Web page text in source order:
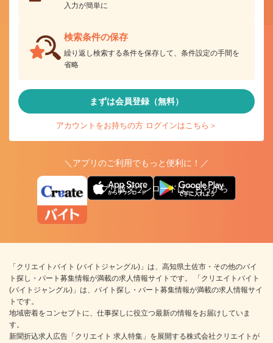
入力が簡単に
検索条件の保存
繰り返し検索する条件を保存して、条件設定の手間を
省略
まずは会員登録（無料）
アカウントをお持ちの方 ログインはこちら＞
＼アプリのご利用でもっと便利に！／
アプリ版ダウンロードはこちらから
「クリエイトバイト (バイトジャングル)」は、高知県土佐市・その他のバイ
ト探し・パート募集情報が満載の求人情報サイトです。 「クリエイトバイト
(バイトジャングル)」は、バイト探し・パート募集情報が満載の求人情報サイ
トです。
地域密着をコンセプトに、仕事探しに役立つ最新の情報をお届けしていま
す。
新聞折込求人広告「クリエイト 求人特集」を展開する株式会社クリエイトが